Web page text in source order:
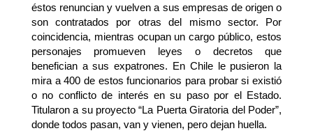
éstos renuncian y vuelven a sus empresas de origen o
son contratados por otras del mismo sector. Por
coincidencia, mientras ocupan un cargo público, estos
personajes promueven leyes o decretos que
benefician a sus expatrones. En Chile le pusieron la
mira a 400 de estos funcionarios para probar si existió
o no conflicto de interés en su paso por el Estado.
Titularon a su proyecto “La Puerta Giratoria del Poder”,
donde todos pasan, van y vienen, pero dejan huella.